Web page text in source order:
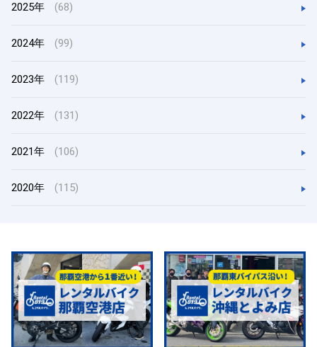
2025年 (68)
2024年 (99)
2023年 (119)
2022年 (131)
2021年 (106)
2020年 (115)